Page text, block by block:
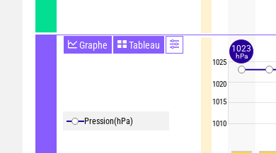
Graphe Tableau
Pression(hPa)
1025
1020
1015
1010
1023
hPa